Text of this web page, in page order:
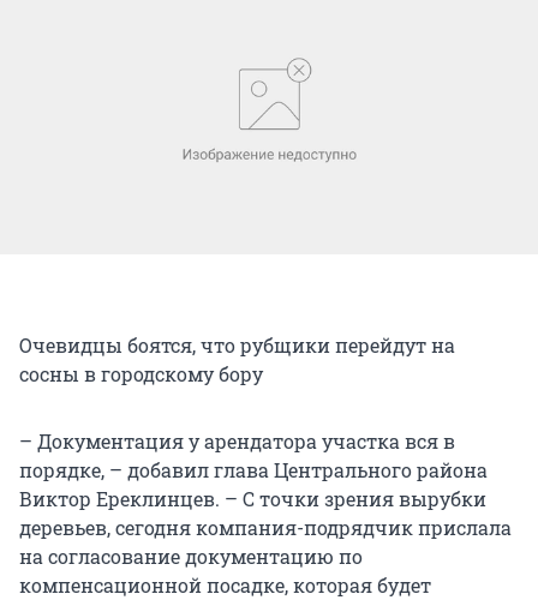
Очевидцы боятся, что рубщики перейдут на
сосны в городскому бору
– Документация у арендатора участка вся в
порядке, – добавил глава Центрального района
Виктор Ереклинцев. – С точки зрения вырубки
деревьев, сегодня компания-подрядчик прислала
на согласование документацию по
компенсационной посадке, которая будет